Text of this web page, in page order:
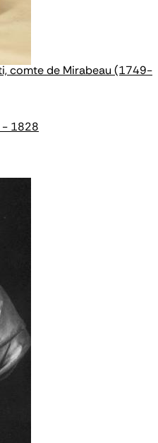
comte de Mirabeau (1749-
- 1828